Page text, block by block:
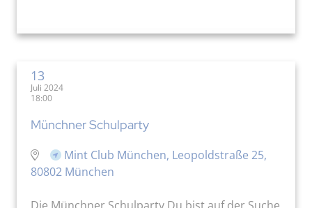
13
Juli 2024
18:00
Münchner Schulparty
Mint Club München, Leopoldstraße 25,
80802 München
Die Münchner Schulparty Du bist auf der Suche